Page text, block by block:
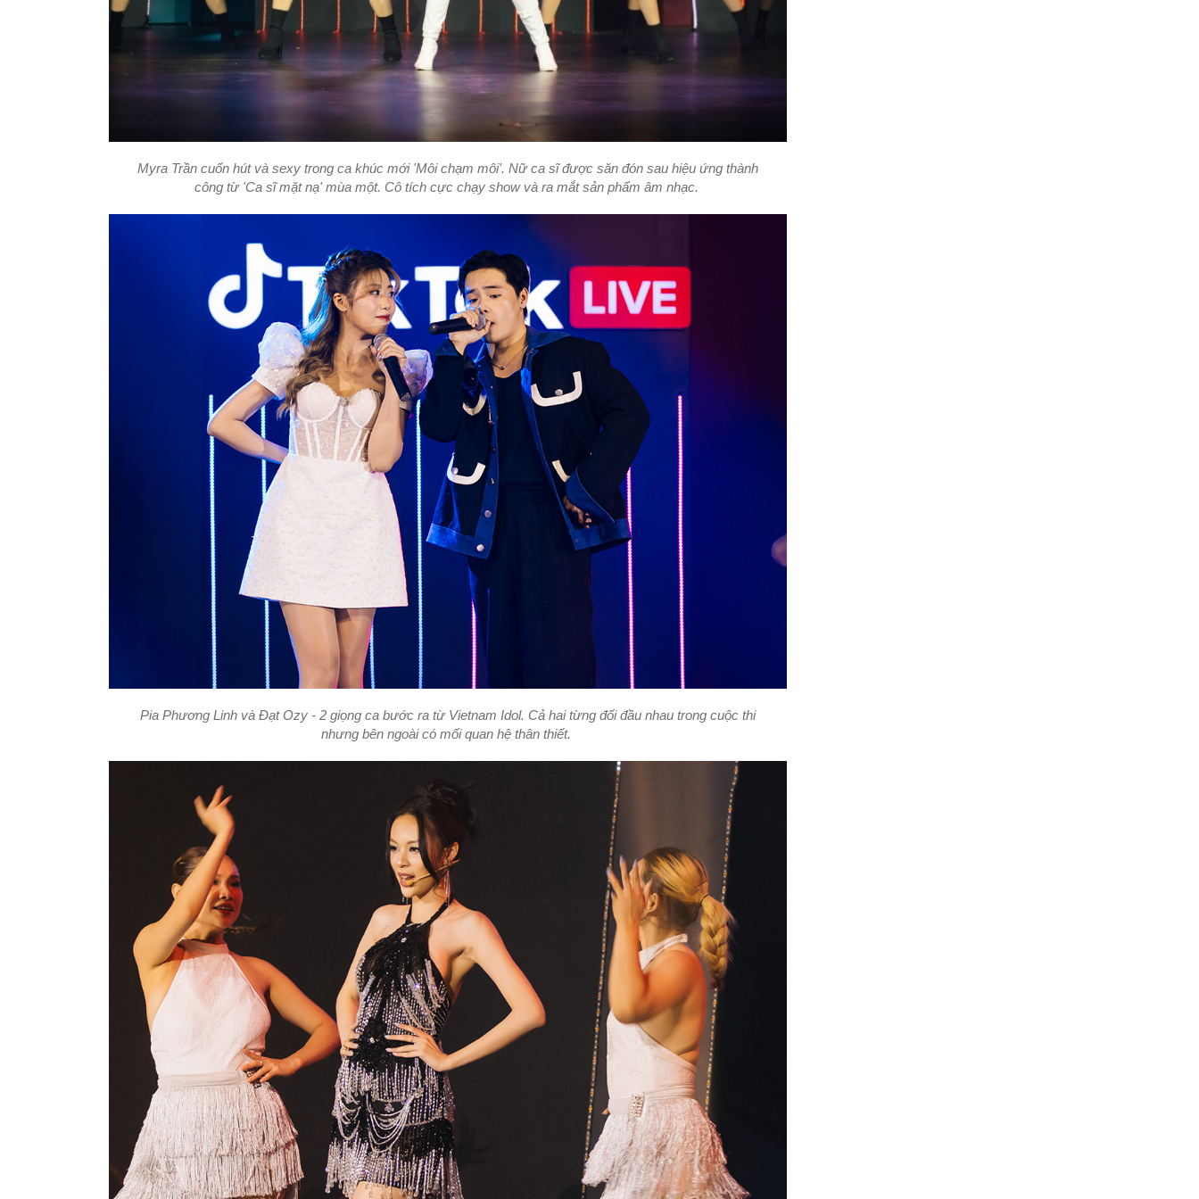
Myra Trần cuốn hút và sexy trong ca khúc mới 'Môi chạm môi'. Nữ ca sĩ được săn đón sau hiệu ứng thành
công từ 'Ca sĩ mặt nạ' mùa một. Cô tích cực chạy show và ra mắt sản phẩm âm nhạc.
Pia Phương Linh và Đạt Ozy - 2 giọng ca bước ra từ Vietnam Idol. Cả hai từng đối đầu nhau trong cuộc thi
nhưng bên ngoài có mối quan hệ thân thiết.